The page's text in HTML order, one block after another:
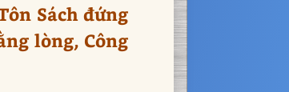
Sách đứng
lòng, Công